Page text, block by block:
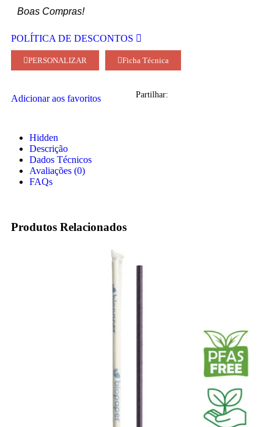
Boas Compras!
POLÍTICA DE DESCONTOS
PERSONALIZAR Ficha Técnica
Adicionar aos favoritos Partilhar:
Hidden
Descrição
Dados Técnicos
Avaliações (0)
FAQs
Produtos Relacionados